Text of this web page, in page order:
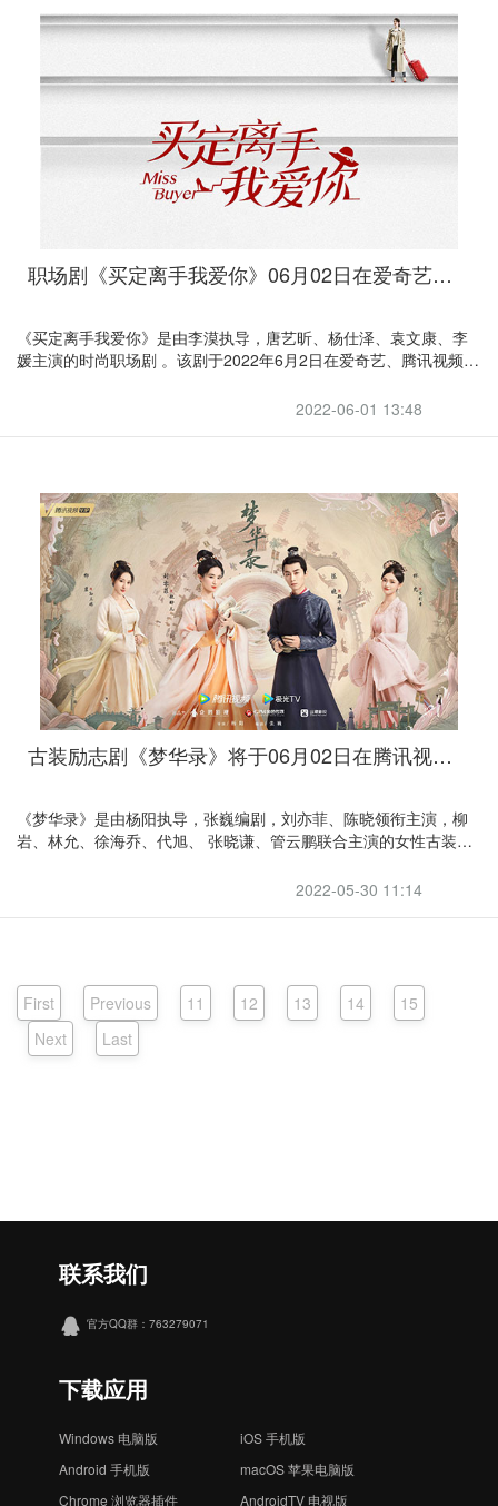
职场剧《买定离手我爱你》06月02日在爱奇艺、腾讯视频播出
《买定离手我爱你》是由李漠执导，唐艺昕、杨仕泽、袁文康、李
媛主演的时尚职场剧 。该剧于2022年6月2日在爱奇艺、腾讯视频播
2022-06-01 13:48
古装励志剧《梦华录》将于06月02日在腾讯视频播出
《梦华录》是由杨阳执导，张巍编剧，刘亦菲、陈晓领衔主演，柳
岩、林允、徐海乔、代旭、 张晓谦、管云鹏联合主演的女性古装励
赵盼儿、宋引章与孙三娘三人在经历了举步维艰、种种磨难后，姐
2022-05-30 11:14
First Previous 11 12 13 14
15
Next
Last
联系我们
官方QQ群：763279071
下载应用
Windows 电脑版
iOS 手机版
Android 手机版
macOS 苹果电脑版
Chrome 浏览器插件
AndroidTV 电视版